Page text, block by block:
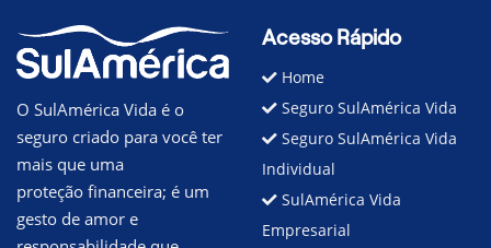
O SulAmérica Vida é o
seguro criado para você ter
mais que uma
proteção financeira; é um
gesto de amor e
Acesso Rápido
Home
Seguro SulAmérica Vida
Seguro SulAmérica Vida
Individual
SulAmérica Vida
Empresarial